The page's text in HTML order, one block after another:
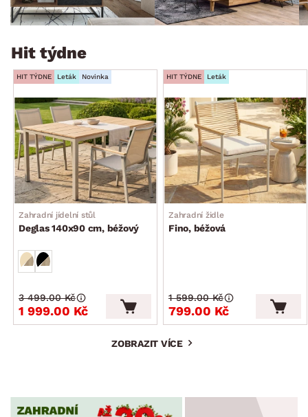
Hit týdne
HIT TÝDNE Leták Novinka
Zahradní jídelní stůl
Deglas 140x90 cm, béžový
1 999.00 Kč
3 499.00 Kč
HIT TÝDNE Leták
Zahradní židle
Fino, béžová
799.00 Kč
1 599.00 Kč
ZOBRAZIT VÍCE